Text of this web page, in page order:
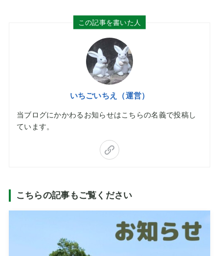
この記事を書いた人
いちごいちえ（運営）
当ブログにかかわるお知らせはこちらの名義で投稿し
ています。
こちらの記事もご覧ください